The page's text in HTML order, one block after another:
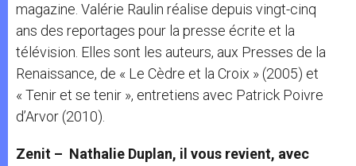
magazine. Valérie Raulin réalise depuis vingt-cinq
ans des reportages pour la presse écrite et la
télévision. Elles sont les auteurs, aux Presses de la
Renaissance, de « Le Cèdre et la Croix » (2005) et
« Tenir et se tenir », entretiens avec Patrick Poivre
d’Arvor (2010).
Zenit – Nathalie Duplan, il vous revient, avec